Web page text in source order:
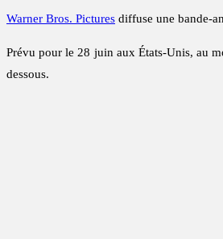
Warner Bros. Pictures diffuse une bande-
Prévu pour le 28 juin aux États-Unis, au
dessous.